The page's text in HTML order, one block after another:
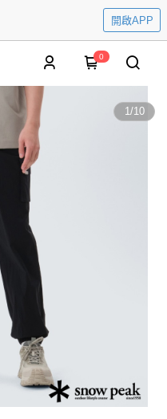
開啟APP
0
1/10